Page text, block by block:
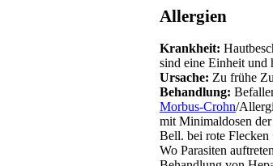
Allergien
Krankheit:
sind eine Einheit und
Ursache: Zu frühe
Behandlung:
Morbus-Crohn/
mit Minimaldosen
Bell. bei rote Flecken
Wo Parasiten